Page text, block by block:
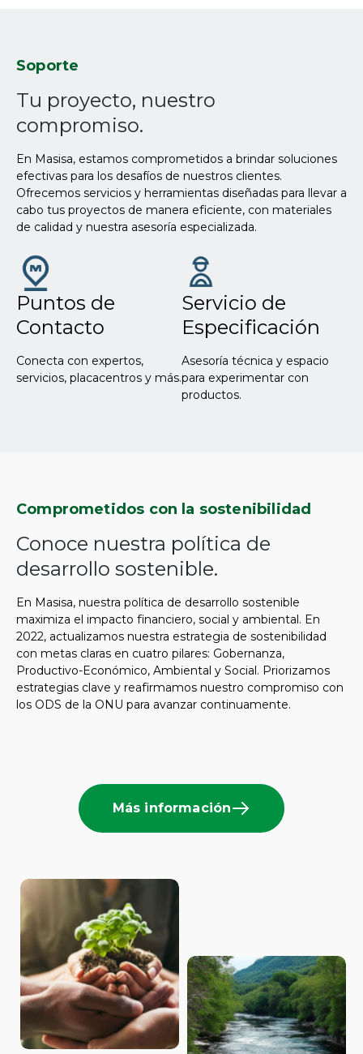
Soporte
Tu proyecto, nuestro
compromiso.
En Masisa, estamos comprometidos a brindar soluciones
efectivas para los desafíos de nuestros clientes.
Ofrecemos servicios y herramientas diseñadas para llevar a
cabo tus proyectos de manera eficiente, con materiales
de calidad y nuestra asesoría especializada.
Puntos de
Contacto
Conecta con expertos,
servicios, placacentros y más.
Servicio de
Especificación
Asesoría técnica y espacio
para experimentar con
productos.
Comprometidos con la sostenibilidad
Conoce nuestra política de
desarrollo sostenible.
En Masisa, nuestra política de desarrollo sostenible
maximiza el impacto financiero, social y ambiental. En
2022, actualizamos nuestra estrategia de sostenibilidad
con metas claras en cuatro pilares: Gobernanza,
Productivo-Económico, Ambiental y Social. Priorizamos
estrategias clave y reafirmamos nuestro compromiso con
los ODS de la ONU para avanzar continuamente.
Más información